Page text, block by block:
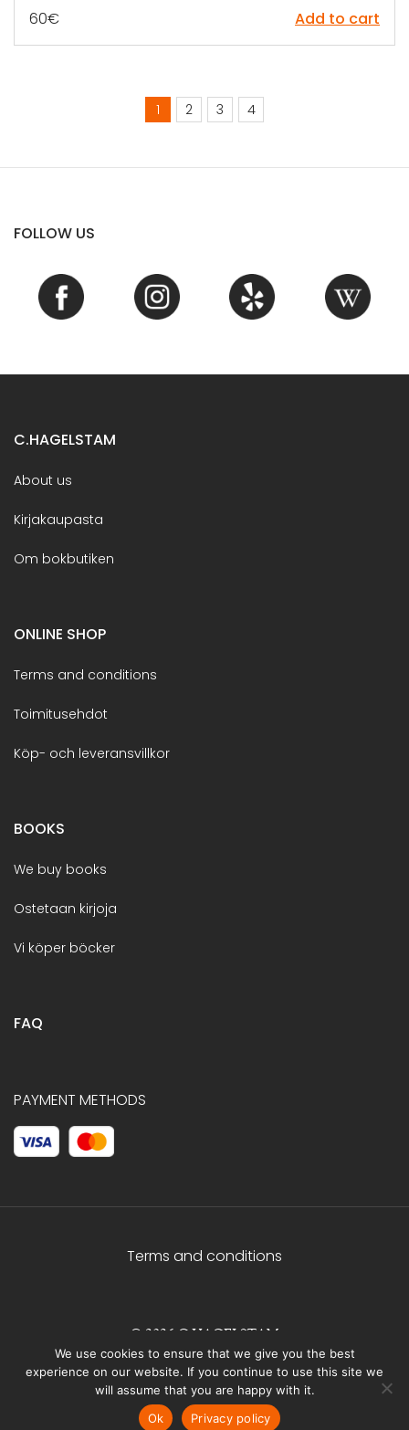
60€ Add to cart
1 2 3 4
FOLLOW US
C.HAGELSTAM
About us
Kirjakaupasta
Om bokbutiken
ONLINE SHOP
Terms and conditions
Toimitusehdot
Köp- och leveransvillkor
BOOKS
We buy books
Ostetaan kirjoja
Vi köper böcker
FAQ
PAYMENT METHODS
Terms and conditions
© 2026 C.HAGELSTAM
We use cookies to ensure that we give you the best
experience on our website. If you continue to use this site we
will assume that you are happy with it.
Ok
Privacy policy